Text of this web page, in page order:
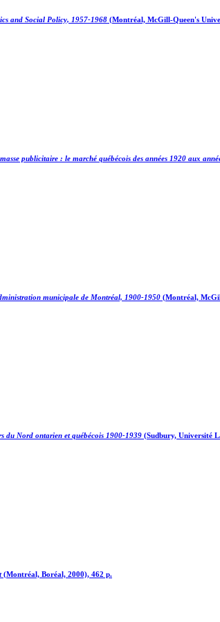
and Social Policy, 1957-1968 (Montréal, McGill-Queen's
publicitaire : le marché québécois des années 1920 aux
municipale de Montréal, 1900-1950 (Montréal,
du Nord ontarien et québécois 1900-1939 (Sudbury, Université
(Montréal, Boréal, 2000), 462 p.